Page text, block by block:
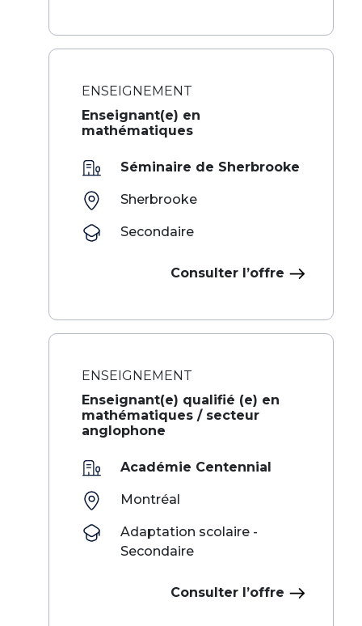
ENSEIGNEMENT
Enseignant(e) en
mathématiques
Séminaire de Sherbrooke
Sherbrooke
Secondaire
Consulter l’offre
ENSEIGNEMENT
Enseignant(e) qualifié (e) en
mathématiques / secteur
anglophone
Académie Centennial
Montréal
Adaptation scolaire -
Secondaire
Consulter l’offre